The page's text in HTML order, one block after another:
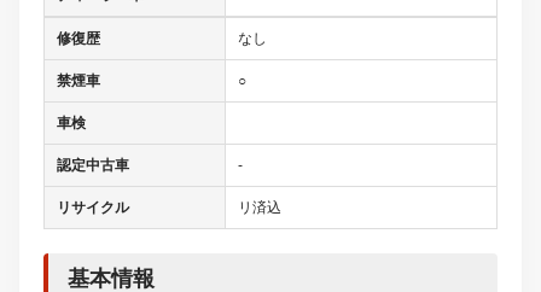
修復歴 なし
禁煙車 ○
車検
認定中古車 -
リサイクル リ済込
基本情報